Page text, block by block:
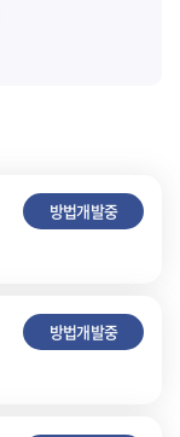
방법개발중
방법개발중